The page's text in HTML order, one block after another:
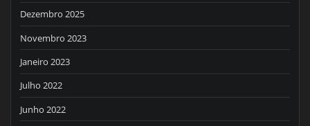
Dezembro 2025
Novembro 2023
Janeiro 2023
Julho 2022
Junho 2022